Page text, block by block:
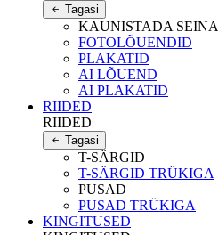
Tagasi
KAUNISTADA SEINA
FOTOLÕUENDID
PLAKATID
AI LÕUEND
AI PLAKATID
RIIDED
RIIDED
Tagasi
T-SÄRGID
T-SÄRGID TRÜKIGA
PUSAD
PUSAD TRÜKIGA
KINGITUSED